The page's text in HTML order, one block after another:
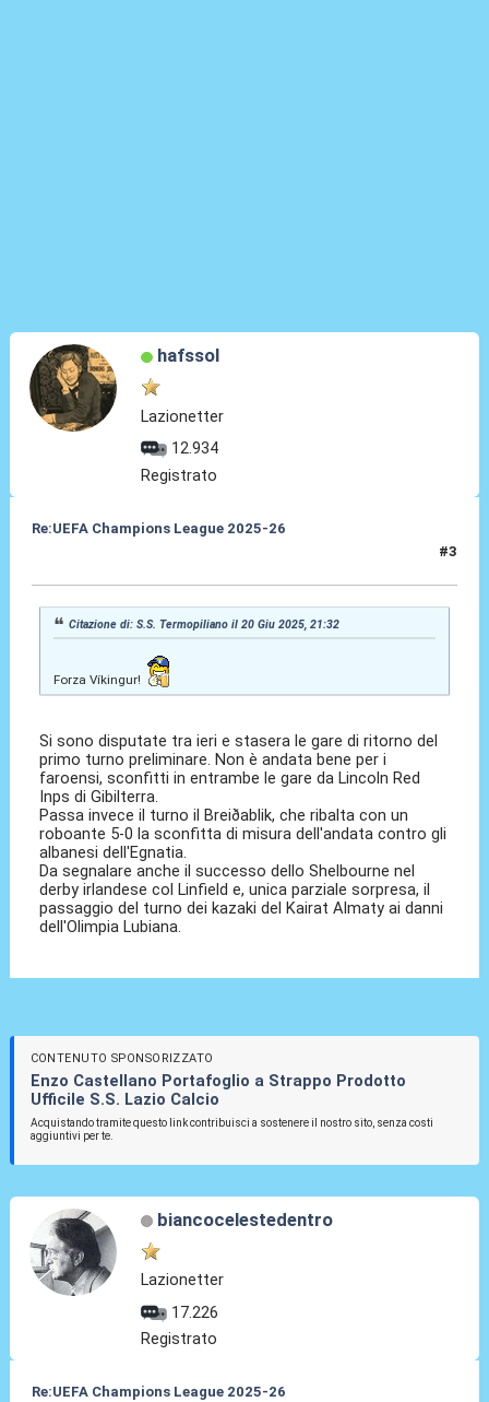
hafssol
Lazionetter
12.934
Registrato
Re:UEFA Champions League 2025-26
#3
Citazione di: S.S. Termopiliano il 20 Giu 2025, 21:32
Forza Víkingur!
Si sono disputate tra ieri e stasera le gare di ritorno del
primo turno preliminare. Non è andata bene per i
faroensi, sconfitti in entrambe le gare da Lincoln Red
Inps di Gibilterra.
Passa invece il turno il Breiðablik, che ribalta con un
roboante 5-0 la sconfitta di misura dell'andata contro gli
albanesi dell'Egnatia.
Da segnalare anche il successo dello Shelbourne nel
derby irlandese col Linfield e, unica parziale sorpresa, il
passaggio del turno dei kazaki del Kairat Almaty ai danni
dell'Olimpia Lubiana.
CONTENUTO SPONSORIZZATO
Enzo Castellano Portafoglio a Strappo Prodotto
Ufficile S.S. Lazio Calcio
Acquistando tramite questo link contribuisci a sostenere il nostro sito, senza costi
aggiuntivi per te.
biancocelestedentro
Lazionetter
17.226
Registrato
Re:UEFA Champions League 2025-26